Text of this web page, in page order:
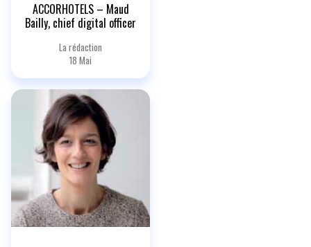
ACCORHOTELS – Maud
Bailly, chief digital officer
La rédaction
18 Mai